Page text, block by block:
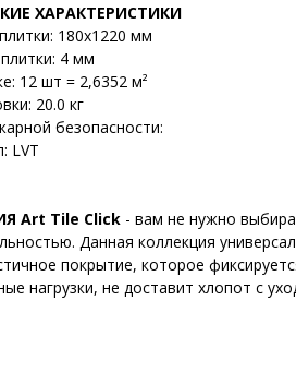
ХАРАКТЕРИСТИКИ
180х1220 мм
4 мм
12 шт = 2,6352 м²
20.0 кг
безопасности:
LVT
Art Tile Click - вам не нужно
Данная коллекция
покрытие, которое
нагрузки, не доставит хлопот с